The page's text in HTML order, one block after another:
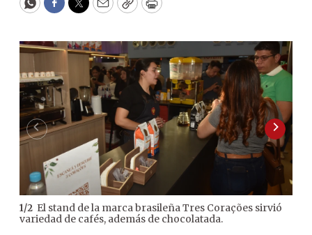
WhatsApp
Facebook
Twitter
EmailCopyPrint
1/2 El stand de la marca brasileña Tres Corações sirvió
variedad de cafés, además de chocolatada.